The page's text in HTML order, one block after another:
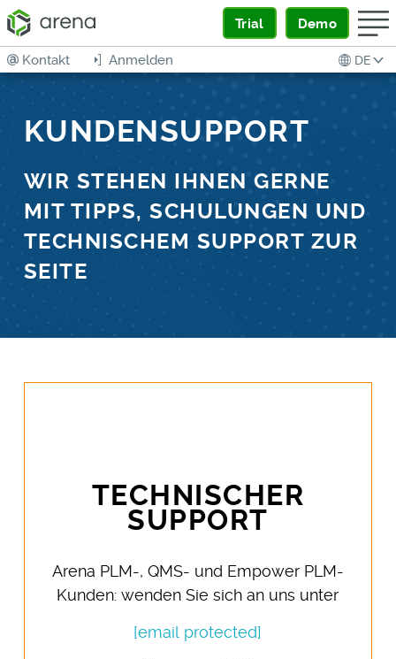
Trial Demo
DE
Anmelden
Kontakt
KUNDENSUPPORT
WIR STEHEN IHNEN GERNE
MIT TIPPS,SCHULUNGEN UND
TECHNISCHEM SUPPORT ZUR
SEITE
TECHNISCHER
SUPPORT
Arena PLM-, QMS- und Empower PLM-
Kunden: wenden Sie sich an uns unter
[email protected]